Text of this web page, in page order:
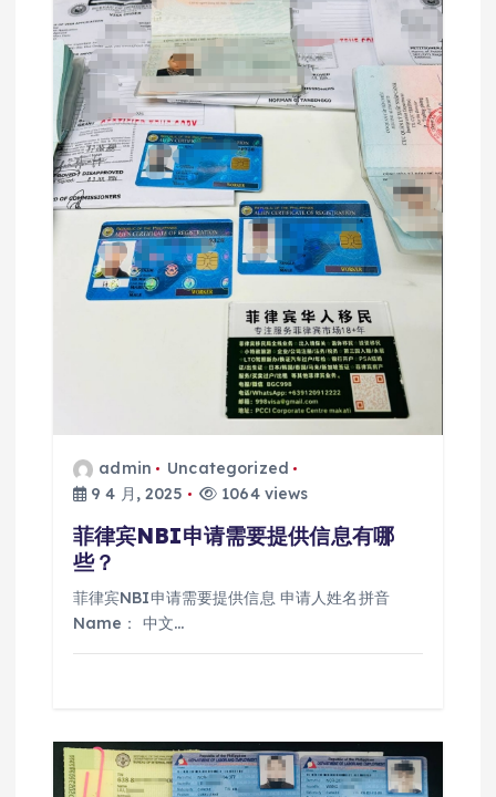
admin
Uncategorized
9 4 月, 2025
1064 views
菲律宾NBI申请需要提供信息有哪
些？
菲律宾NBI申请需要提供信息 申请人姓名拼音
Name： 中文…